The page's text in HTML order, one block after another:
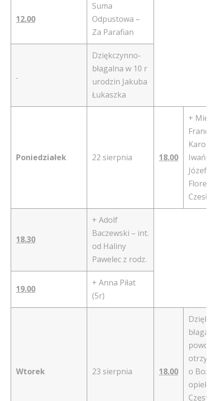
12.00
Suma
Odpustowa –
Za Parafian
Dziękczynno-
błagalna w 10 r
urodzin Jakuba
Łukaszka
Poniedziałek 22 sierpnia 18.00
+
Józefa,
18.30
+ Adolf
Baczewski – int.
od Haliny
Pawelec z rodz.
19.00
+ Anna Piłat
(5r)
Wtorek 23 sierpnia 18.00
o Boże
opiekę